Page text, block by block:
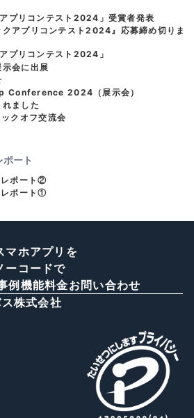
プリコンテスト2024」受賞者発表
クアプリコンテスト2024』応募締め切りま
プリコンテスト2024」
示会に出展
Conference 2024（展示会）
ました
クオフ交流会
ポート
レポート②
レポート①
マホアプリを
ーコードで
例 機能料金お問い合わせ
株式会社